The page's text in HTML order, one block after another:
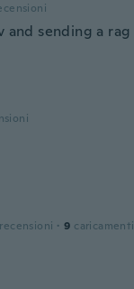
sending a rag
recensioni · 9 caricamenti